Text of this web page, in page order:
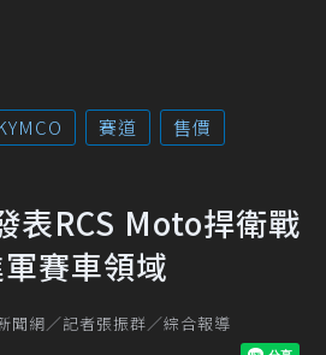
賽道
售價
表RCS Moto捍衛戰
賽車領域
聞網／記者張振群／綜合報導